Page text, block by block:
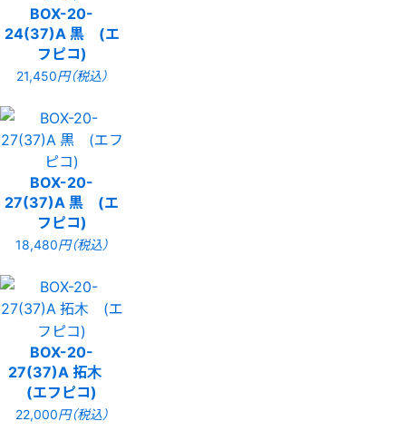
BOX-20-
24(37)A 黒 (エ
フピコ)
21,450円（税込）
BOX-20-
27(37)A 黒 (エ
フピコ)
18,480円（税込）
BOX-20-
27(37)A 拓木
(エフピコ)
22,000円（税込）